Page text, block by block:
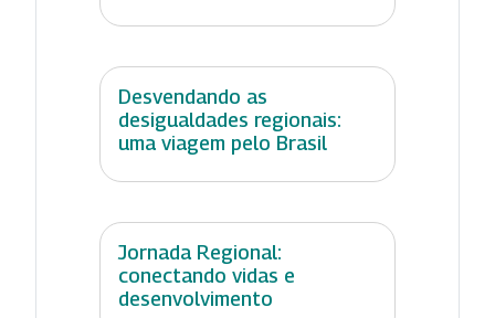
Desvendando as
desigualdades regionais:
uma viagem pelo Brasil
Jornada Regional:
conectando vidas e
desenvolvimento